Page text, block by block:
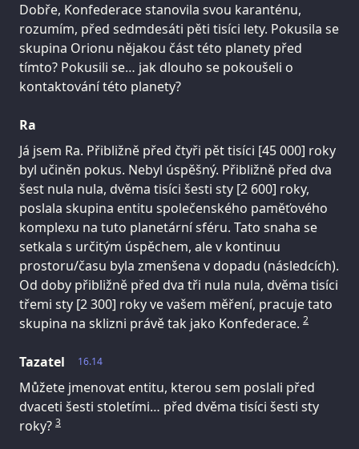
Dobře, Konfederace stanovila svou karanténu,
rozumím, před sedmdesáti pěti tisíci lety. Pokusila se
skupina Orionu nějakou část této planety před
tímto? Pokusili se… jak dlouho se pokoušeli o
kontaktování této planety?
Ra
Já jsem Ra. Přibližně před čtyři pět tisíci [45 000] roky
byl učiněn pokus. Nebyl úspěšný. Přibližně před dva
šest nula nula, dvěma tisíci šesti sty [2 600] roky,
poslala skupina entitu společenského paměťového
komplexu na tuto planetární sféru. Tato snaha se
setkala s určitým úspěchem, ale v kontinuu
prostoru/času byla zmenšena v dopadu (následcích).
Od doby přibližně před dva tři nula nula, dvěma tisíci
třemi sty [2 300] roky ve vašem měření, pracuje tato
skupina na sklizni právě tak jako Konfederace. 2
16.14
Tazatel
Můžete jmenovat entitu, kterou sem poslali před
dvaceti šesti stoletími… před dvěma tisíci šesti sty
roky? 3